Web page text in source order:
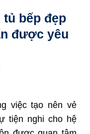
tủ bếp đẹp
được yêu
việc tạo nên vẻ
tiện nghi cho hệ